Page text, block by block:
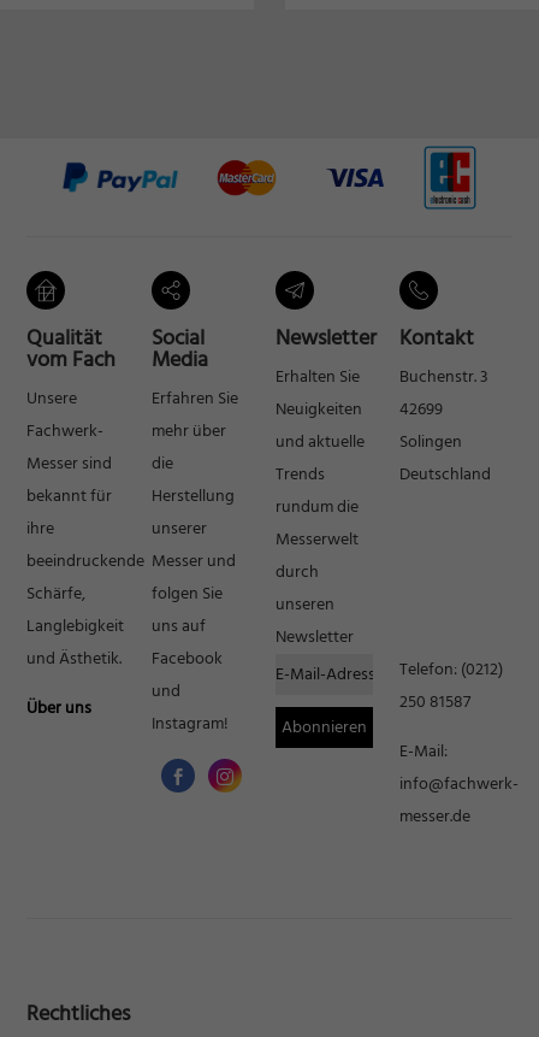
Qualität
vom Fach
Unsere
Fachwerk-
Messer sind
bekannt für
ihre
beeindruckende
Schärfe,
Langlebigkeit
und Ästhetik.
Über uns
Social
Media
Erfahren Sie
mehr über
die
Herstellung
unserer
Messer und
folgen Sie
uns auf
Facebook
und
Instagram!
Newsletter
Erhalten Sie
Neuigkeiten
und aktuelle
Trends
rundum die
Messerwelt
durch
unseren
Newsletter
Kontakt
Buchenstr. 3
42699
Solingen
Deutschland
Telefon: (0212)
250 81587
E-Mail:
info@fachwerk-
messer.de
Rechtliches
Datenschutzeinstellungen
einwandfreie Funktion der Website erforderlich.
Cookie-Informationen anzeigen
Marketing (2)
Marketing-Cookies werden von Drittanbietern oder Publishern verwendet, um
personalisierte Werbung anzuzeigen. Sie tun dies, indem sie Besucher über
Websites hinweg verfolgen.
Cookie-Informationen anzeigen
Externe Medien (7)
Inhalte von Videoplattformen und Social-Media-Plattformen werden
standardmäßig blockiert. Wenn Cookies von externen Medien akzeptiert
werden, bedarf der Zugriff auf diese Inhalte keiner manuellen Einwilligung
mehr.
Cookie-Informationen anzeigen